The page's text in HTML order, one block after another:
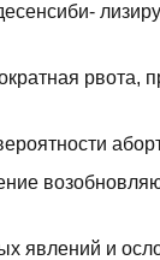
рвота,
явлений и